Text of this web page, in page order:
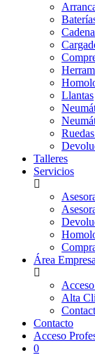
Llantas
Talleres
Servicios
Área
Alta
Contacto
Acceso
0